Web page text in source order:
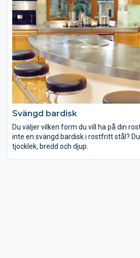
Svängd bardisk
Du väljer vilken form du vill ha på din
inte en svängd bardisk i rostfritt stål?
tjocklek, bredd och djup.